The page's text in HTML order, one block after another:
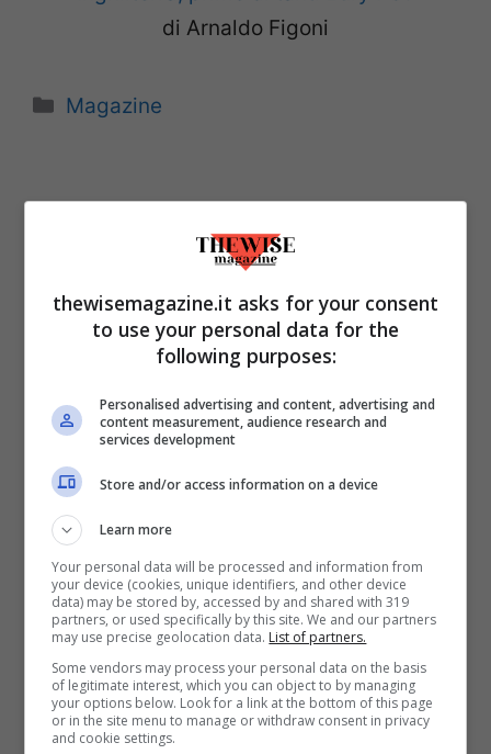
di Arnaldo Figoni
Categorie
Magazine
ULTIMI ARTICOLI
San Giovanni Rotondo, Notte
thewisemagazine.it asks for your consent
to use your personal data for the
following purposes:
Personalised advertising and content, advertising and
content measurement, audience research and
services development
Store and/or access information on a device
Learn more
Your personal data will be processed and information from
your device (cookies, unique identifiers, and other device
data) may be stored by, accessed by and shared with 319
partners, or used specifically by this site. We and our partners
may use precise geolocation data. List of partners.
Some vendors may process your personal data on the basis
of legitimate interest, which you can object to by managing
your options below. Look for a link at the bottom of this page
or in the site menu to manage or withdraw consent in privacy
and cookie settings.